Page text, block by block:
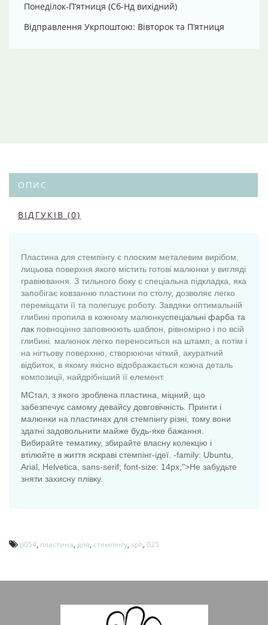
Понеділок-П’ятниця (Сб-Нд вихідний)
Відправлення Укрпоштою: Вівторок та П’ятниця
ОПИС
ВІДГУКІВ (0)
Пластина для стемпінгу є плоским металевим вирібом,
лицьова поверхня якого містить готові малюнки у вигляді
гравіювання. З тильного боку є спеціальна підкладка, яка
запобігає ковзанню пластини по столу, дозволяє легко
переміщати її та полегшує роботу. Завдяки оптимальній
глибині пропила в кожному малюнкуспеціальні фарба та
лак повноцінно заповнюють шаблон, рівномірно і по всій
глибині. малюнок легко переноситься на штамп, а потім і
на нігтьову поверхню, створюючи чіткий, акуратний
відбиток, в якому якісно відображається кожна деталь
композиції, найдрібніший її елемент.
МСтал, з якого зроблена пластина, міцний, що
забезпечує самому девайсу довговічність. Принти і
малюнки на пластинах для стемпінгу різні, тому вони
здатні задовольнити майже будь-яке бажання.
Вибирайте тематику, збирайте власну колекцію і
втілюйте в життя яскраві стемпінг-ідеї. -family: Ubuntu,
Arial, Helvetica, sans-serif; font-size: 14px;">Не забудьте
зняти захисну плівку.
p054, пластина, для, стемпінгу, sph, 025